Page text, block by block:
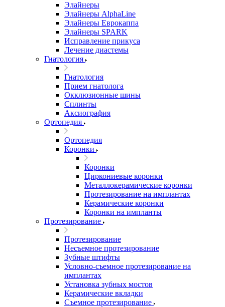
Элайнеры
Элайнеры AlphaLine
Элайнеры Еврокаппа
Элайнеры SPARK
Исправление прикуса
Лечение диастемы
Гнатология
Гнатология
Прием гнатолога
Окклюзионные шины
Сплинты
Аксиография
Ортопедия
Ортопедия
Коронки
Коронки
Циркониевые коронки
Металлокерамические коронки
Протезирование на имплантах
Керамические коронки
Коронки на импланты
Протезирование
Протезирование
Несъемное протезирование
Зубные штифты
Условно-съемное протезирование на
имплантах
Установка зубных мостов
Керамические вкладки
Съемное протезирование